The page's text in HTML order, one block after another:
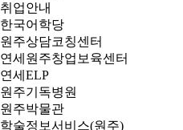
취업안내
한국어학당
원주상담코칭센터
연세원주창업보육센터
연세ELP
원주기독병원
원주박물관
학술정보서비스(원주)